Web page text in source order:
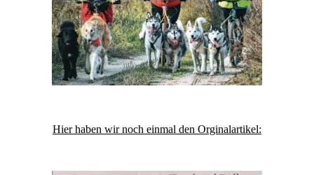
Hier haben wir noch einmal den Orginalartikel: